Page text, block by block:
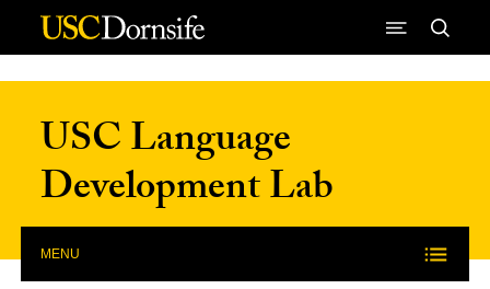
Skip to Content
USC Language
Development Lab
MENU